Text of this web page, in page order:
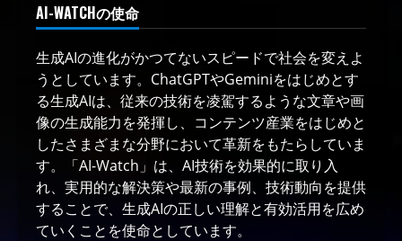
AI-WATCHの使命
生成AIの進化がかつてないスピードで社会を変えよ
うとしています。ChatGPTやGeminiをはじめとす
る生成AIは、従来の技術を凌駕するような文章や画
像の生成能力を発揮し、コンテンツ産業をはじめと
したさまざまな分野において革新をもたらしていま
す。「AI-Watch」は、AI技術を効果的に取り入
れ、実用的な解決策や最新の事例、技術動向を提供
することで、生成AIの正しい理解と有効活用を広め
ていくことを使命としています。